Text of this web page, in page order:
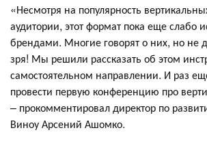
«Несмотря на популярность
аудитории, этот формат пока еще слабо
брендами. Многие говорят о них, но не
зря! Мы решили рассказать об этом
самостоятельном направлении. И раз
провести первую конференцию про
– прокомментировал директор по
Виноу Арсений Ашомко.